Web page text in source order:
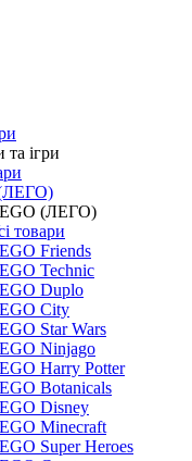
та ігри
(ЛЕГО)
товари
Friends
Technic
Duplo
City
Star Wars
Ninjago
Harry Potter
Botanicals
Disney
Minecraft
Super Heroes